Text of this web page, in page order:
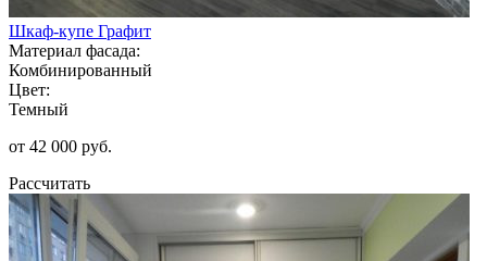
Шкаф-купе Графит
Материал фасада:
Комбинированный
Цвет:
Темный
от 42 000 руб.
Рассчитать